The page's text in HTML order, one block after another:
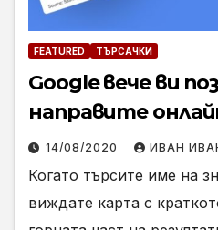
FEATURED ТЪРСАЧКИ
Google вече ви
направите
14/08/2020 ИВАН
Когато търсите име на
виждате карта с